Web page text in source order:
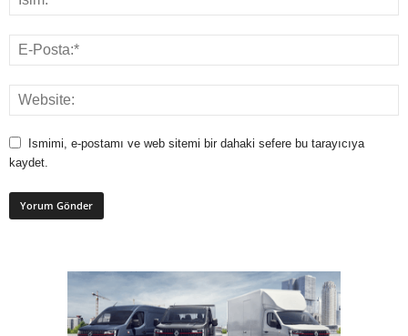
Ismimi, e-postamı ve web sitemi bir dahaki sefere bu tarayıcıya
kaydet.